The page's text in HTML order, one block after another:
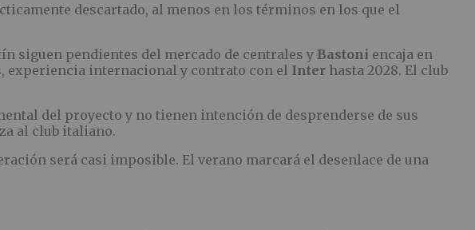
descartado, al menos en los términos en los que el
siguen pendientes del mercado de centrales y Bastoni encaja en
experiencia internacional y contrato con el Inter hasta 2028. El club
del proyecto y no tienen intención de desprenderse de sus
al club italiano.
será casi imposible. El verano marcará el desenlace de una